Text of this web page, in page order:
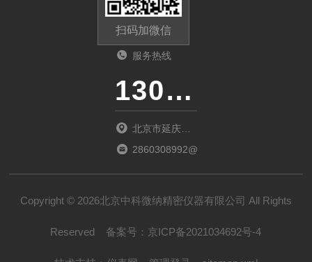
扫码加微信
服务热线
13011285763
北京市延庆区
中关村延庆园
2860308992@qq.com
Copyright © 2026北京中科微纳精密仪器有限公司 All Rights
Reserved 备案号： 京ICP备2021034692号-4